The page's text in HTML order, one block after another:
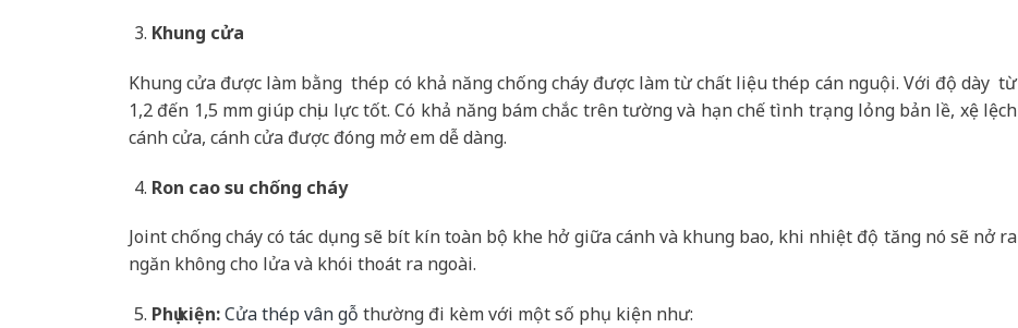
Khung cửa
Khung cửa được làm bằng thép có khả năng chống cháy được làm từ chất liệu thép cán nguội. Với độ dày từ
1,2 đến 1,5 mm giúp chịu lực tốt. Có khả năng bám chắc trên tường và hạn chế tình trạng lỏng bản lề, xệ lệch
cánh cửa, cánh cửa được đóng mở em dễ dàng.
Ron cao su chống cháy
Joint chống cháy có tác dụng sẽ bít kín toàn bộ khe hở giữa cánh và khung bao, khi nhiệt độ tăng nó sẽ nở ra
ngăn không cho lửa và khói thoát ra ngoài.
Phụ kiện:Cửa thép vân gỗ thường đi kèm với một số phụ kiện như: